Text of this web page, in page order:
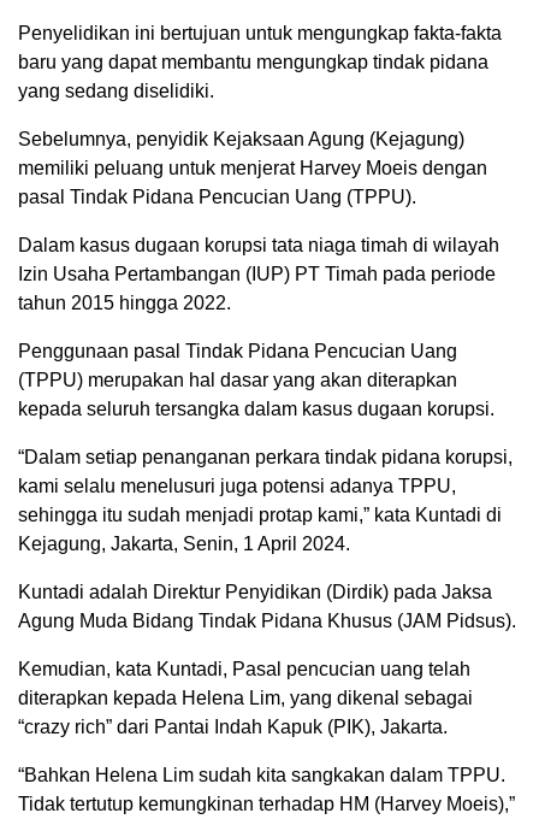
Penyelidikan ini bertujuan untuk mengungkap fakta-fakta
baru yang dapat membantu mengungkap tindak pidana
yang sedang diselidiki.
Sebelumnya, penyidik Kejaksaan Agung (Kejagung)
memiliki peluang untuk menjerat Harvey Moeis dengan
pasal Tindak Pidana Pencucian Uang (TPPU).
Dalam kasus dugaan korupsi tata niaga timah di wilayah
Izin Usaha Pertambangan (IUP) PT Timah pada periode
tahun 2015 hingga 2022.
Penggunaan pasal Tindak Pidana Pencucian Uang
(TPPU) merupakan hal dasar yang akan diterapkan
kepada seluruh tersangka dalam kasus dugaan korupsi.
“Dalam setiap penanganan perkara tindak pidana korupsi,
kami selalu menelusuri juga potensi adanya TPPU,
sehingga itu sudah menjadi protap kami,” kata Kuntadi di
Kejagung, Jakarta, Senin, 1 April 2024.
Kuntadi adalah Direktur Penyidikan (Dirdik) pada Jaksa
Agung Muda Bidang Tindak Pidana Khusus (JAM Pidsus).
Kemudian, kata Kuntadi, Pasal pencucian uang telah
diterapkan kepada Helena Lim, yang dikenal sebagai
“crazy rich” dari Pantai Indah Kapuk (PIK), Jakarta.
“Bahkan Helena Lim sudah kita sangkakan dalam TPPU.
Tidak tertutup kemungkinan terhadap HM (Harvey Moeis),”